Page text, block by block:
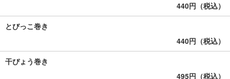
440円（税込）
とびっこ巻き
440円（税込）
干ぴょう巻き
495円（税込）